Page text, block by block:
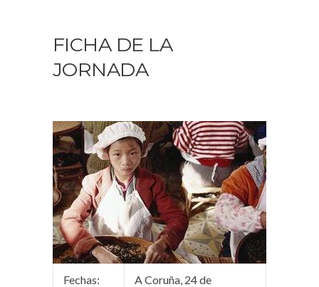
FICHA DE LA
JORNADA
Fechas:
A Coruña, 24 de